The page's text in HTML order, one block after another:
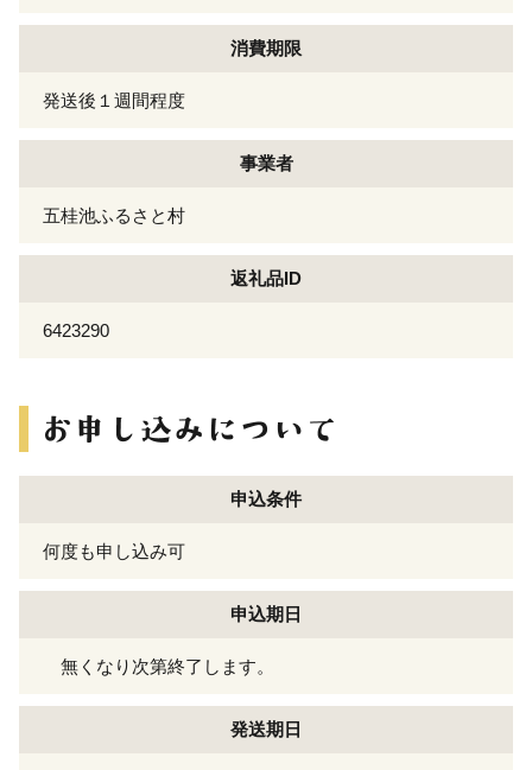
消費期限
発送後１週間程度
事業者
五桂池ふるさと村
返礼品ID
6423290
申込条件
何度も申し込み可
申込期日
無くなり次第終了します。
発送期日